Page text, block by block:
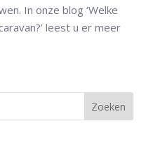
In onze blog ‘Welke
leest u er meer